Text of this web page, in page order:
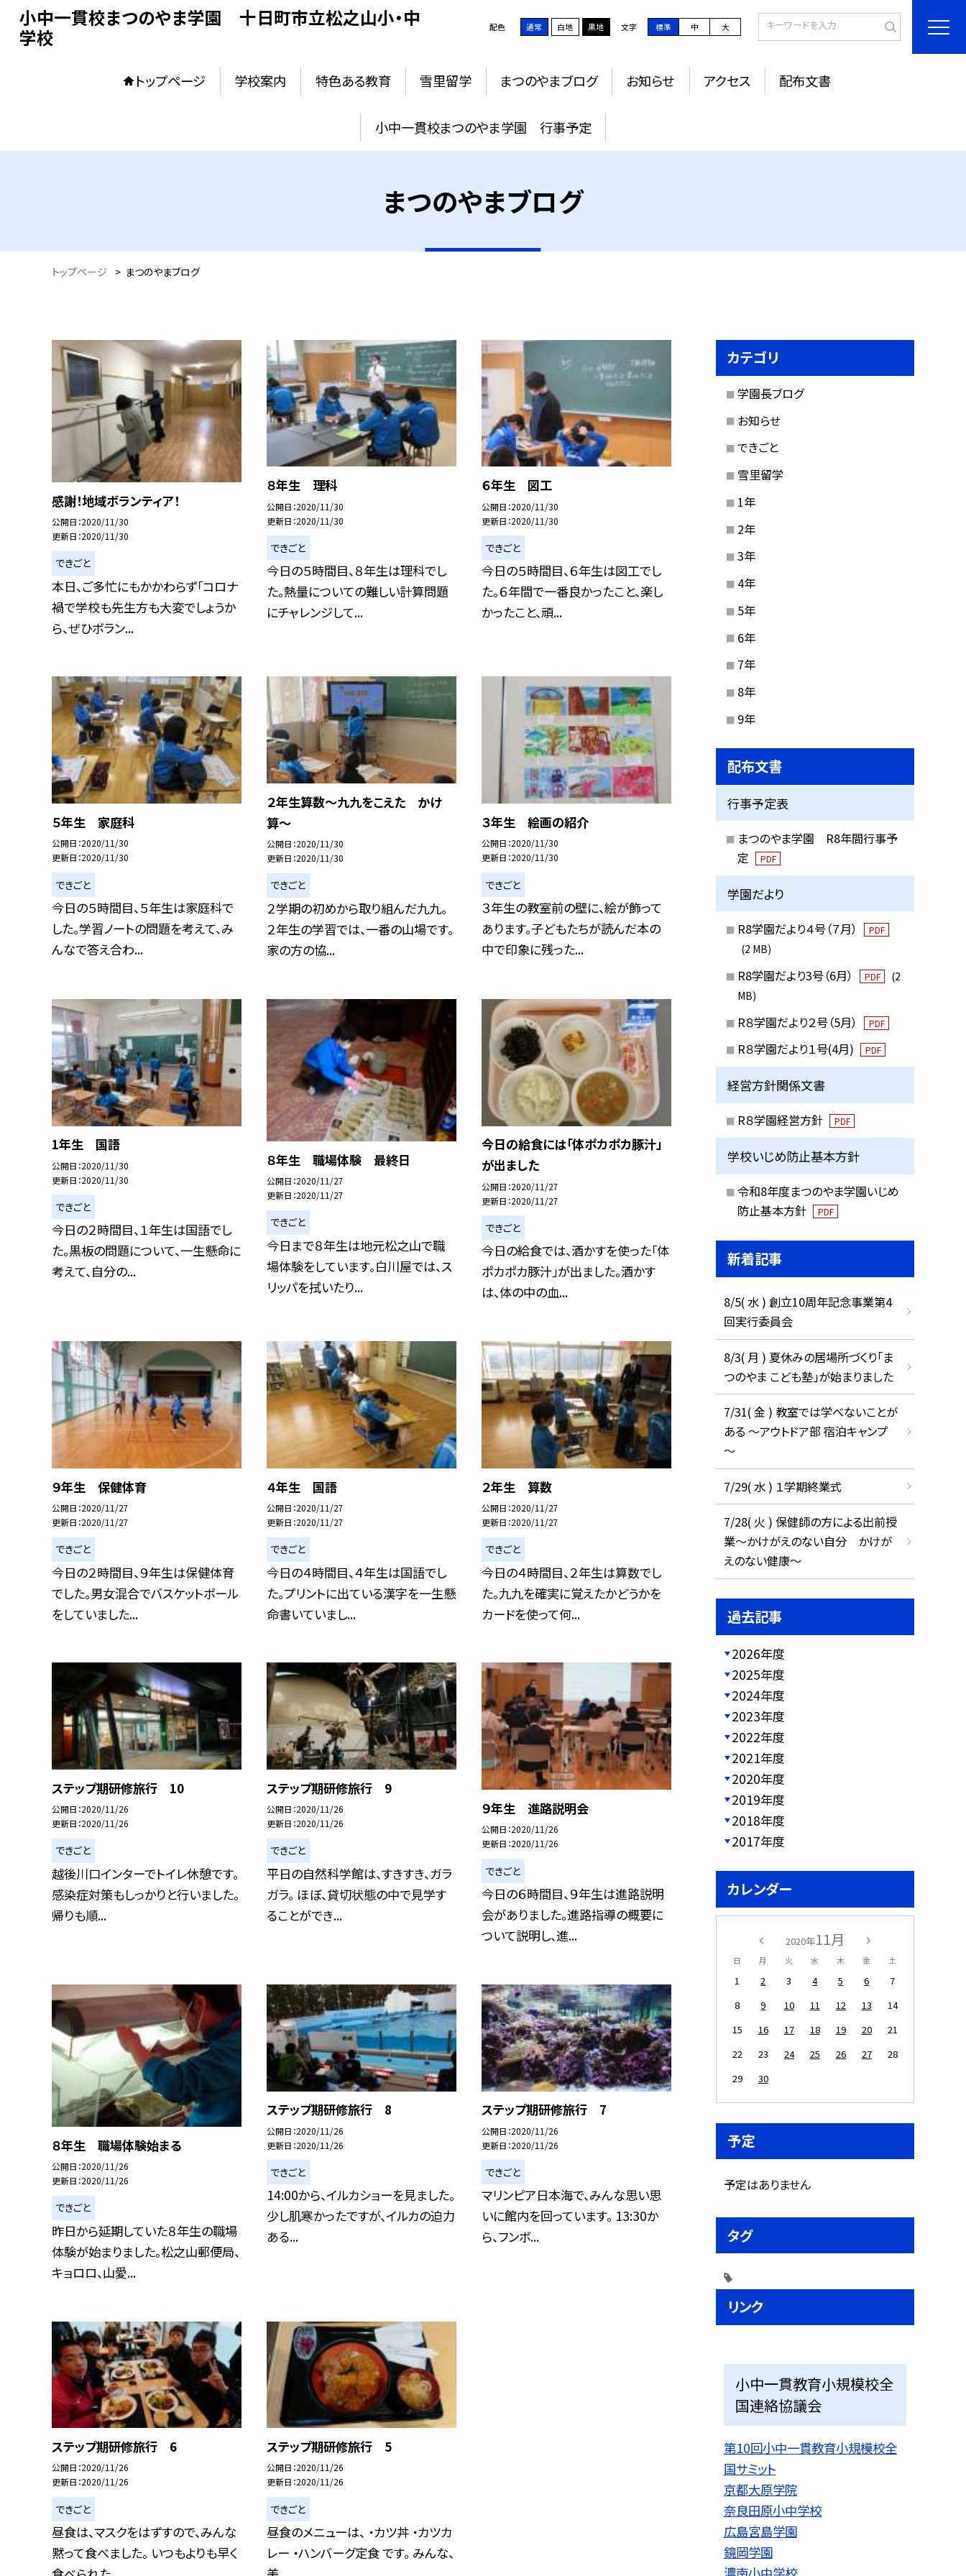
小中一貫校まつのやま学園 十日町市立松之山小・中
学校
配色 通常 白地 黒地 文字 標準 中 大
トップページ 学校案内 特色ある教育 雪里留学 まつのやまブログ お知らせ アクセス 配布文書
小中一貫校まつのやま学園 行事予定
まつのやまブログ
トップページ > まつのやまブログ
感謝！地域ボランティア！
公開日 2020/11/30
更新日 2020/11/30
できごと
本日、ご多忙にもかかわらず「コロナ
禍で学校も先生方も大変でしょうか
ら、ぜひボラン...
８年生 理科
公開日 2020/11/30
更新日 2020/11/30
できごと
今日の５時間目、８年生は理科でし
た。熱量についての難しい計算問題
にチャレンジして...
６年生 図工
公開日 2020/11/30
更新日 2020/11/30
できごと
今日の５時間目、６年生は図工でし
た。６年間で一番良かったこと、楽し
かったこと、頑...
５年生 家庭科
公開日 2020/11/30
更新日 2020/11/30
できごと
今日の５時間目、５年生は家庭科で
した。学習ノートの問題を考えて、み
んなで答え合わ...
２年生算数〜九九をこえた かけ
算〜
公開日 2020/11/30
更新日 2020/11/30
できごと
２学期の初めから取り組んだ九九。
２年生の学習では、一番の山場です。
家の方の協...
３年生 絵画の紹介
公開日 2020/11/30
更新日 2020/11/30
できごと
３年生の教室前の壁に、絵が飾って
あります。子どもたちが読んだ本の
中で印象に残った...
1年生 国語
公開日 2020/11/30
更新日 2020/11/30
できごと
今日の２時間目、１年生は国語でし
た。黒板の問題について、一生懸命に
考えて、自分の...
８年生 職場体験 最終日
公開日 2020/11/27
更新日 2020/11/27
できごと
今日まで８年生は地元松之山で職
場体験をしています。白川屋では、ス
リッパを拭いたり...
今日の給食には「体ポカポカ豚汁」
が出ました
公開日 2020/11/27
更新日 2020/11/27
できごと
今日の給食では、酒かすを使った「体
ポカポカ豚汁」が出ました。酒かす
は、体の中の血...
９年生 保健体育
公開日 2020/11/27
更新日 2020/11/27
できごと
今日の２時間目、９年生は保健体育
でした。男女混合でバスケットボール
をしていました...
４年生 国語
公開日 2020/11/27
更新日 2020/11/27
できごと
今日の４時間目、４年生は国語でし
た。プリントに出ている漢字を一生懸
命書いていまし...
２年生 算数
公開日 2020/11/27
更新日 2020/11/27
できごと
今日の４時間目、２年生は算数でし
た。九九を確実に覚えたかどうかを
カードを使って何...
ステップ期研修旅行 10
公開日 2020/11/26
更新日 2020/11/26
できごと
越後川口インターでトイレ休憩です。
感染症対策もしっかりと行いました。
帰りも順...
ステップ期研修旅行 9
公開日 2020/11/26
更新日 2020/11/26
できごと
平日の自然科学館は、すきすき、ガラ
ガラ。 ほぼ、貸切状態の中で見学す
ることができ...
９年生 進路説明会
公開日 2020/11/26
更新日 2020/11/26
できごと
今日の６時間目、９年生は進路説明
会がありました。進路指導の概要に
ついて説明し、進...
８年生 職場体験始まる
公開日 2020/11/26
更新日 2020/11/26
できごと
昨日から延期していた８年生の職場
体験が始まりました。松之山郵便局、
キョロロ、山愛...
ステップ期研修旅行 8
公開日 2020/11/26
更新日 2020/11/26
できごと
14:00から、イルカショーを見ました。
少し肌寒かったですが、イルカの迫力
ある...
ステップ期研修旅行 7
公開日 2020/11/26
更新日 2020/11/26
できごと
マリンピア日本海で、みんな思い思
いに館内を回っています。 13:30か
ら、フンボ...
ステップ期研修旅行 6
公開日 2020/11/26
更新日 2020/11/26
できごと
昼食は、マスクをはずすので、みんな
黙って食べました。 いつもよりも早く
ステップ期研修旅行 5
公開日 2020/11/26
更新日 2020/11/26
できごと
昼食のメニューは、 ・カツ丼 ・カツカ
レー ・ハンバーグ定食 です。 みんな、
カテゴリ
学園長ブログ
お知らせ
できごと
雪里留学
1年
2年
3年
4年
5年
6年
7年
8年
9年
配布文書
行事予定表
まつのやま学園 R8年間行事予
定
PDF
学園だより
R8学園だより４号（７月） PDF
(2 MB)
R8学園だより3号（6月） PDF
(2
MB)
R８学園だより２号（5月） PDF
R８学園だより１号(4月) PDF
経営方針関係文書
R８学園経営方針 PDF
学校いじめ防止基本方針
令和8年度まつのやま学園いじめ
防止基本方針
PDF
新着記事
8/5( 水 ) 創立10周年記念事業第4
回実行委員会
8/3( 月 ) 夏休みの居場所づくり「ま
つのやま こども塾」が始まりました
7/31( 金 ) 教室では学べないことが
ある ～アウトドア部 宿泊キャンプ
～
7/29( 水 ) １学期終業式
7/28( 火 ) 保健師の方による出前授
業～かけがえのない自分 かけが
えのない健康～
過去記事
2026年度
2025年度
2024年度
2023年度
2022年度
2021年度
2020年度
2019年度
2018年度
2017年度
カレンダー
2020年11月
日 月 火 水 木 金 土
1 2 3 4 5 6
7
8
9 10 11 12 13
14
15
16 17 18 19 20
21
22
23 24 25 26 27
28
29
30
予定
予定はありません
タグ
リンク
小中一貫教育小規模校全
国連絡協議会
第10回小中一貫教育小規模校全
国サミット
京都大原学院
奈良田原小中学校
広島宮島学園
鏡岡学園